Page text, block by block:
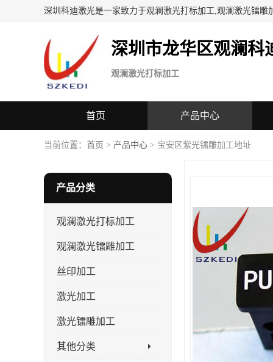
深圳科迪激光是一家致力于观澜激光打标加工,观澜激光镭雕
深圳市龙华区观澜科
观澜激光打标加工
首页 产品中心
当前位置： 首页 > 产品中心 > 宝安区紫光镭雕加工地址
产品分类
观澜激光打标加工
观澜激光镭雕加工
丝印加工
激光加工
激光镭雕加工
其他分类